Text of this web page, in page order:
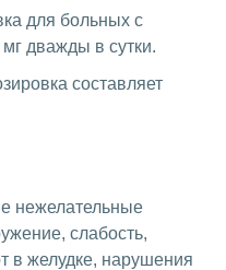
для больных с
дважды в сутки.
составляет
нежелательные
слабость,
в желудке, нарушения